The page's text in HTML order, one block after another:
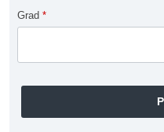
Grad *